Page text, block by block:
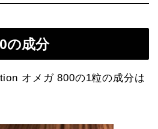
の成分
オメガ 800の1粒の成分は